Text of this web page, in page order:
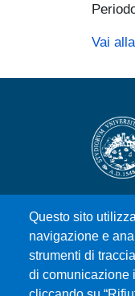
Vai
Questo sito
navigazione e
strumenti di
di comunicazione
Piazza
Cod.
P.IVA